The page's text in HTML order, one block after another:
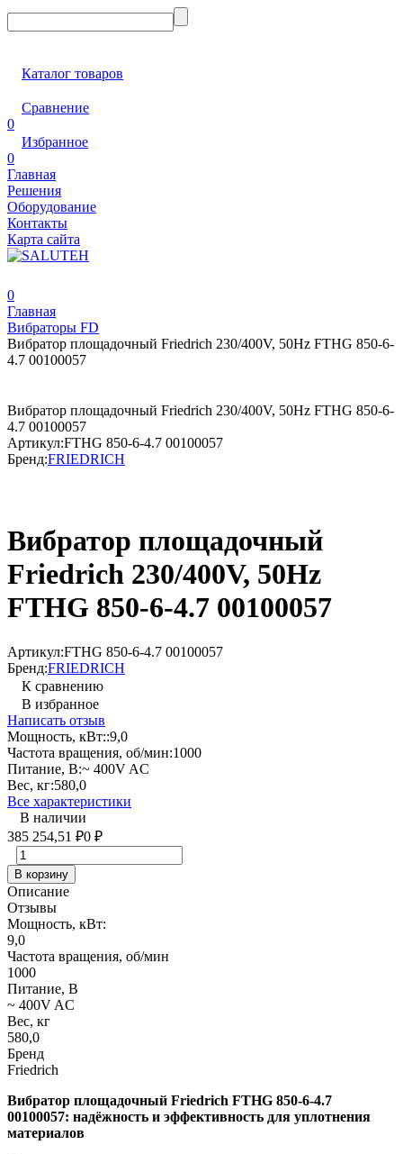
Каталог товаров
Сравнение
0
Избранное
0
Главная
Решения
Оборудование
Контакты
Карта сайта
0
Главная
Вибраторы FD
Вибратор площадочный Friedrich 230/400V, 50Hz FTHG 850-6-
4.7 00100057
Вибратор площадочный Friedrich 230/400V, 50Hz FTHG 850-6-
4.7 00100057
Артикул:FTHG 850-6-4.7 00100057
Бренд:FRIEDRICH
Вибратор площадочный
Friedrich 230/400V, 50Hz
FTHG 850-6-4.7 00100057
Артикул:FTHG 850-6-4.7 00100057
Бренд:FRIEDRICH
К сравнению
В избранное
Написать отзыв
Мощность, кВт::9,0
Частота вращения, об/мин:1000
Питание, В:~ 400V AC
Вес, кг:580,0
Все характеристики
В наличии
385 254,51
₽0 ₽
В корзину
Описание
Отзывы
Мощность, кВт:
9,0
Частота вращения, об/мин
1000
Питание, В
~ 400V AC
Вес, кг
580,0
Бренд
Friedrich
Вибратор площадочный Friedrich FTHG 850-6-4.7
00100057: надёжность и эффективность для уплотнения
материалов